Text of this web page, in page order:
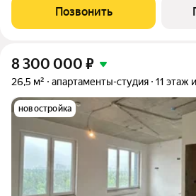
комплексе "Тропарево Парк".Проект
отделкой, которая включает ламинат,
Позвонить
8 300 000 ₽
26,5 м² апартаменты-студия 11 этаж
новостройка